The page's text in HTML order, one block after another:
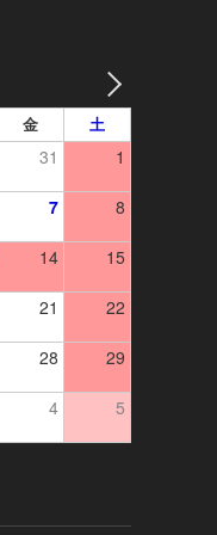
金 土
31 1
7 8
14 15
21 22
28 29
4 5